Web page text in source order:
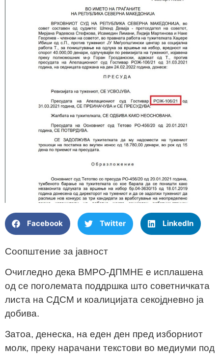
Facebook Twitter LinkedIn
Соопштение за јавност
Очигледно дека ВМРО-ДПМНЕ е исплашена
од се поголемата поддршка што советничката
листа на СДСМ и коалицијата секојдневно ја
добива.
Затоа, денеска, на еден ден пред изборниот
молк, преку нарачани текстови во медиуми под